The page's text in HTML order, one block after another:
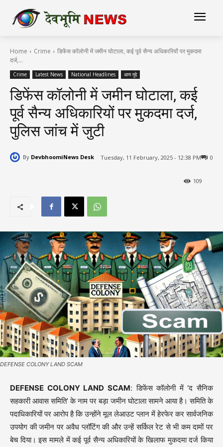
Home Crime
डिफेंस कॉलोनी में जमीन घोटाला, कई पूर्व सैन्य अधिकारियों पर मुकदमा
दर्ज,...
Crime Latest News National Headlines आम मुद्दे
डिफेंस कॉलोनी में जमीन घोटाला, कई
पूर्व सैन्य अधिकारियों पर मुकदमा दर्ज,
पुलिस जांच में जुटी
By DevbhoomiNews Desk Tuesday, 11 February, 2025 - 12:38 PM 0
109
DEFENSE COLONY LAND SCAM
DEFENSE COLONY LAND SCAM: डिफेंस कॉलोनी में ‘द सैनिक
सहकारी आवास समिति’ के नाम पर बड़ा जमीन घोटाला सामने आया है। समिति के
पदाधिकारियों पर आरोप है कि उन्होंने मूल लेआउट प्लान में हेरफेर कर सार्वजनिक
उपयोग की जमीन पर अवैध प्लॉटिंग की और उन्हें सर्किल रेट से भी कम दामों पर
बेच दिया। इस मामले में कई पूर्व सैन्य अधिकारियों के खिलाफ मुकदमा दर्ज किया